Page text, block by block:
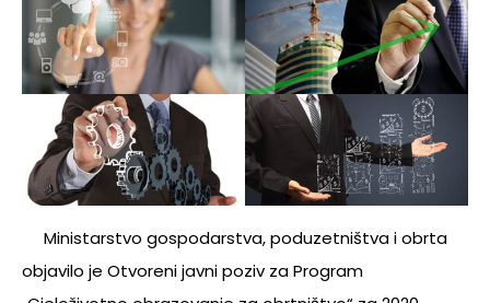
Ministarstvo gospodarstva, poduzetništva i obrta
objavilo je Otvoreni javni poziv za Program